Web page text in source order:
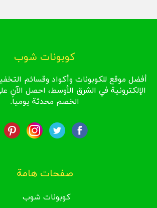
كوبونات شوب
أفضل موقع للكوبونات وأكواد وقسائم
الإلكترونية في الشرق الأوسط، احصل الآن
الخصم محدثة يومياً.
صفحات هامة
كوبونات شوب